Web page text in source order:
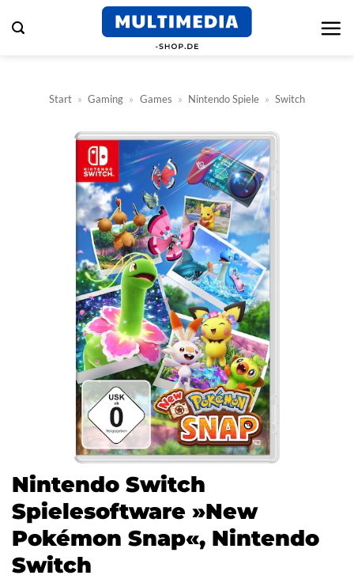
Inhalt
Start » Gaming » Games » Nintendo Spiele » Switch
Nintendo Switch
Spielesoftware »New
Pokémon Snap«, Nintendo
Switch